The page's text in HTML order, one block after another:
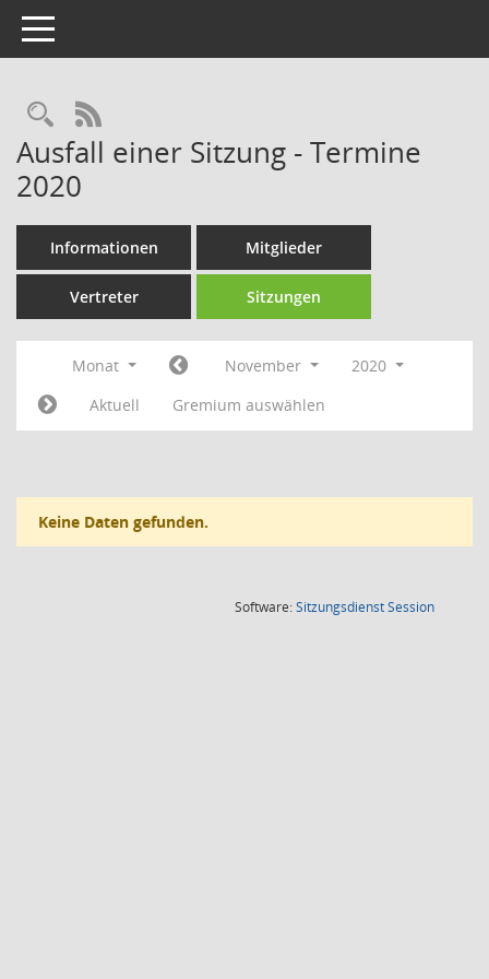
Toggle navigation
Rechercheauswahl
RSS-Feed
Ausfall einer Sitzung - Termine
2020
Informationen Mitglieder
Vertreter Sitzungen
Monat November
2020
Aktuell
Gremium auswählen
Keine Daten gefunden.
Software:SitzungsdienstSession(Wird in